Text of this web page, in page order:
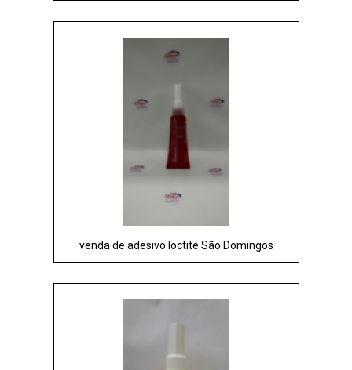
venda de adesivo loctite São Domingos